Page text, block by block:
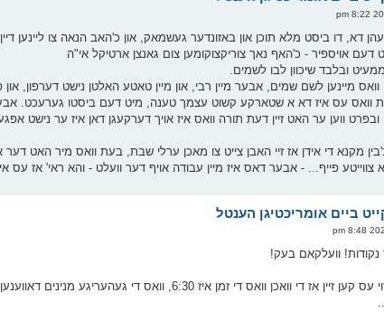
דא, דו ביסט מלא תוכן און באזונדער געשמאק, און כ'האב הנאה צו ליינען
דעם אויספיר - כ'האף נאך צוריקצוקומען צום גאנצן ארטיקל אי"ה
ובלבד שיכוון לבו לשמים.
מיינען לשם שמים, אבער מיין רבי, און מיין טאטע האלטן נישט דערפון, און
וואס עס איז דא א שטארקע קשוט עצמך טענה, מיט דעם ביסטו גערעכט. אבער
ווען ער האט זיין דעת תורה וואס איז אויך דערקעגן דאן איז ער נישט
כ'בין מקנא די אידן אז זיי האבן צייט צו מאכן ערלי שבת, בעת וואס מיר האט
פייף... - אבער דאס איז מיין עבודה אויף דער וועלט - והא ראי' אז עס
וועלקאם בעק!
בלייבט נאר איבער זיך צו וואונדערן וויאזוי עס קען זיין אז די וואכן